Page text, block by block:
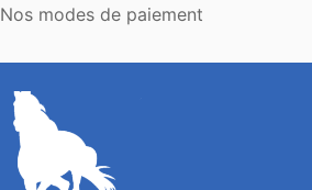
Nos modes de paiement